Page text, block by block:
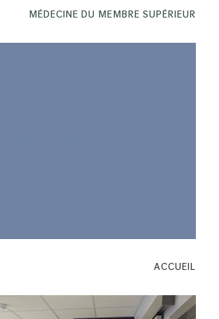
MÉDECINE DU MEMBRE SUPÉRIEUR
ACCUEIL